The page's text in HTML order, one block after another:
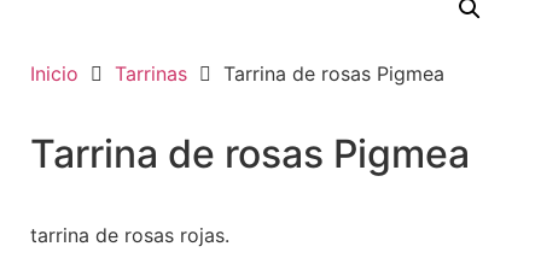
Inicio Tarrinas Tarrina de rosas Pigmea
Tarrina de rosas Pigmea
tarrina de rosas rojas.